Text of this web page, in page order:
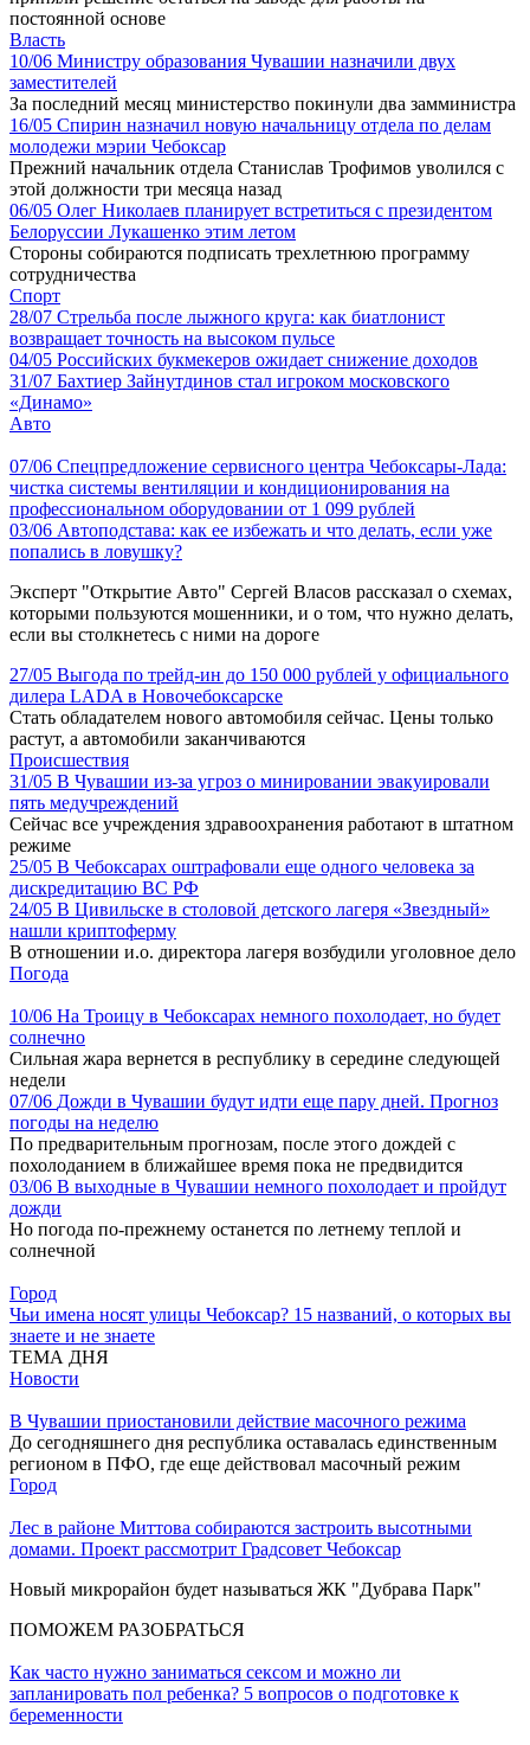
постоянной основе
Власть
10/06 Министру образования Чувашии назначили двух
заместителей
За последний месяц министерство покинули два замминистра
16/05 Спирин назначил новую начальницу отдела по делам
молодежи мэрии Чебоксар
Прежний начальник отдела Станислав Трофимов уволился с
этой должности три месяца назад
06/05 Олег Николаев планирует встретиться с президентом
Белоруссии Лукашенко этим летом
Стороны собираются подписать трехлетнюю программу
сотрудничества
Спорт
28/07 Стрельба после лыжного круга: как биатлонист
возвращает точность на высоком пульсе
04/05 Российских букмекеров ожидает снижение доходов
31/07 Бахтиер Зайнутдинов стал игроком московского
«Динамо»
Авто
07/06 Спецпредложение сервисного центра Чебоксары-Лада:
чистка системы вентиляции и кондиционирования на
профессиональном оборудовании от 1 099 рублей
03/06 Автоподстава: как ее избежать и что делать, если уже
попались в ловушку?
Эксперт "Открытие Авто" Сергей Власов рассказал о схемах,
которыми пользуются мошенники, и о том, что нужно делать,
если вы столкнетесь с ними на дороге
27/05 Выгода по трейд-ин до 150 000 рублей у официального
дилера LADA в Новочебоксарске
Стать обладателем нового автомобиля сейчас. Цены только
растут, а автомобили заканчиваются
Происшествия
31/05 В Чувашии из-за угроз о минировании эвакуировали
пять медучреждений
Сейчас все учреждения здравоохранения работают в штатном
режиме
25/05 В Чебоксарах оштрафовали еще одного человека за
дискредитацию ВС РФ
24/05 В Цивильске в столовой детского лагеря «Звездный»
нашли криптоферму
В отношении и.о. директора лагеря возбудили уголовное дело
Погода
10/06 На Троицу в Чебоксарах немного похолодает, но будет
солнечно
Сильная жара вернется в республику в середине следующей
недели
07/06 Дожди в Чувашии будут идти еще пару дней. Прогноз
погоды на неделю
По предварительным прогнозам, после этого дождей с
похолоданием в ближайшее время пока не предвидится
03/06 В выходные в Чувашии немного похолодает и пройдут
дожди
Но погода по-прежнему останется по летнему теплой и
солнечной
Город
Чьи имена носят улицы Чебоксар? 15 названий, о которых вы
знаете и не знаете
ТЕМА ДНЯ
Новости
В Чувашии приостановили действие масочного режима
До сегодняшнего дня республика оставалась единственным
регионом в ПФО, где еще действовал масочный режим
Город
Лес в районе Миттова собираются застроить высотными
домами. Проект рассмотрит Градсовет Чебоксар
Новый микрорайон будет называться ЖК "Дубрава Парк"
ПОМОЖЕМ РАЗОБРАТЬСЯ
Как часто нужно заниматься сексом и можно ли
запланировать пол ребенка? 5 вопросов о подготовке к
беременности